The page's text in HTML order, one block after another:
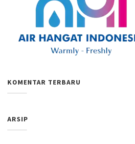
KOMENTAR TERBARU
ARSIP